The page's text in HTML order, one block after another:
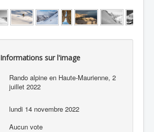
Informations sur l'image
Rando alpine en Haute-Maurienne, 2
juillet 2022
lundi 14 novembre 2022
Aucun vote